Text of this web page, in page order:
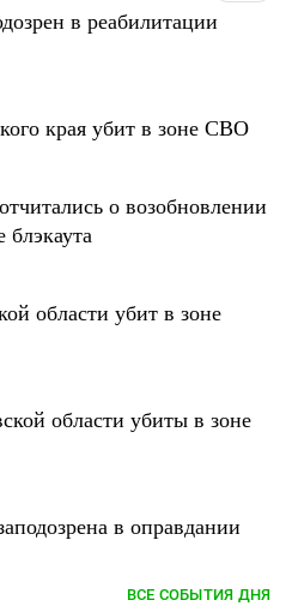
в реабилитации
края убит в зоне СВО
о возобновлении
блэкаута
области убит в зоне
области убиты в зоне
в оправдании
ВСЕ СОБЫТИЯ ДНЯ